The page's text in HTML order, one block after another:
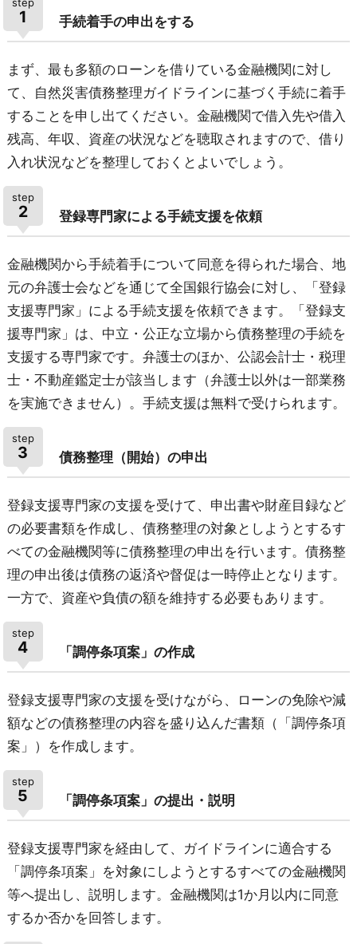
1 手続着手の申出をする
まず、最も多額のローンを借りている金融機関に対し
て、自然災害債務整理ガイドラインに基づく手続に着手
することを申し出てください。金融機関で借入先や借入
残高、年収、資産の状況などを聴取されますので、借り
入れ状況などを整理しておくとよいでしょう。
step
2 登録専門家による手続支援を依頼
金融機関から手続着手について同意を得られた場合、地
元の弁護士会などを通じて全国銀行協会に対し、「登録
支援専門家」による手続支援を依頼できます。「登録支
援専門家」は、中立・公正な立場から債務整理の手続を
支援する専門家です。弁護士のほか、公認会計士・税理
士・不動産鑑定士が該当します（弁護士以外は一部業務
を実施できません）。手続支援は無料で受けられます。
step
3 債務整理（開始）の申出
登録支援専門家の支援を受けて、申出書や財産目録など
の必要書類を作成し、債務整理の対象としようとするす
べての金融機関等に債務整理の申出を行います。債務整
理の申出後は債務の返済や督促は一時停止となります。
一方で、資産や負債の額を維持する必要もあります。
step
4 「調停条項案」の作成
登録支援専門家の支援を受けながら、ローンの免除や減
額などの債務整理の内容を盛り込んだ書類（「調停条項
案」）を作成します。
step
5 「調停条項案」の提出・説明
登録支援専門家を経由して、ガイドラインに適合する
「調停条項案」を対象にしようとするすべての金融機関
等へ提出し、説明します。金融機関は1か月以内に同意
するか否かを回答します。